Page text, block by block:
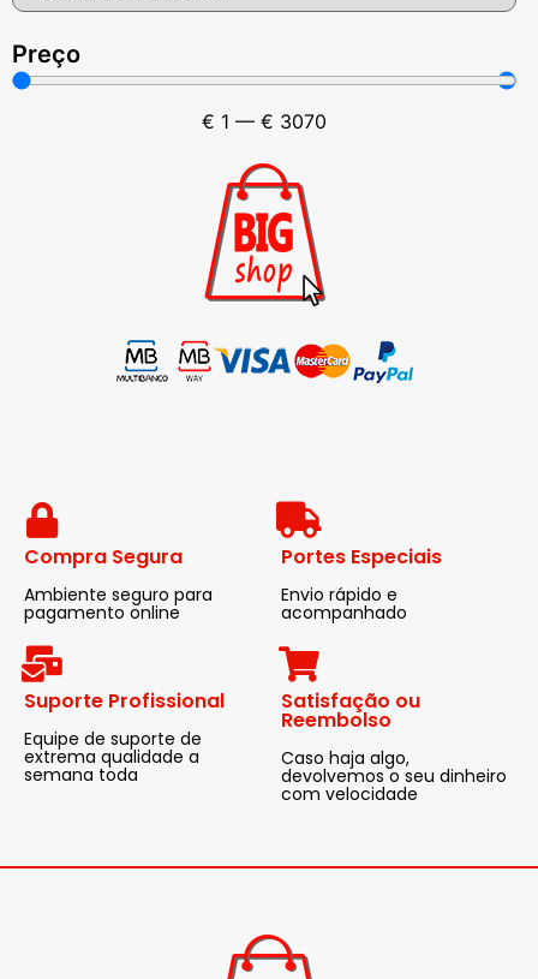
Preço
€ 1 — € 3070
Compra Segura
Ambiente seguro para
pagamento online
Portes Especiais
Envio rápido e
acompanhado
Suporte Profissional
Equipe de suporte de
extrema qualidade a
semana toda
Satisfação ou
Reembolso
Caso haja algo,
devolvemos o seu dinheiro
com velocidade